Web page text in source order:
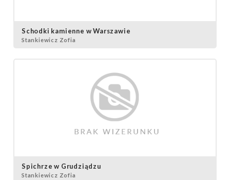
Schodki kamienne w Warszawie
Stankiewicz Zofia
Spichrze w Grudziądzu
Stankiewicz Zofia